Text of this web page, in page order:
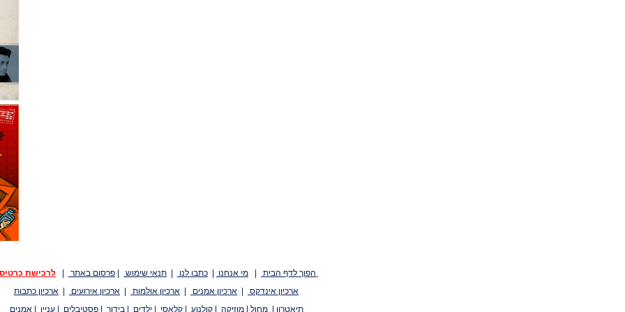
הפוך לדף הבית מי אנחנו כתבו לנו תנאי שימוש פרסום באתר
לרכישת
ארכיון אינדקס
ארכיון אמנים ארכיון אולמות ארכיון אירועים
ארכיון כתבות
תיאטרון
|מחול |מוזיקה |קולנוע |קלאסי ילדים |בידור |פסטיבלים |עניין |אמנים